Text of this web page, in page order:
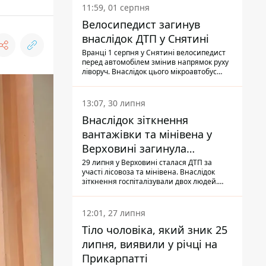
11:59, 01 серпня
Велосипедист загинув
внаслідок ДТП у Снятині
Вранці 1 серпня у Снятині велосипедист
перед автомобілем змінив напрямок руху
ліворуч. Внаслідок цього мікроавтобус
13:07, 30 липня
Внаслідок зіткнення
вантажівки та мінівена у
Верховині загинула
пасажирка, водійка - у
лікарні
29 липня у Верховині сталася ДТП за
участі лісовоза та мінівена. Внаслідок
зіткнення госпіталізували двох людей.
Також травми отримала водійка
автомобіля.
12:01, 27 липня
Тіло чоловіка, який зник 25
липня, виявили у річці на
Прикарпатті